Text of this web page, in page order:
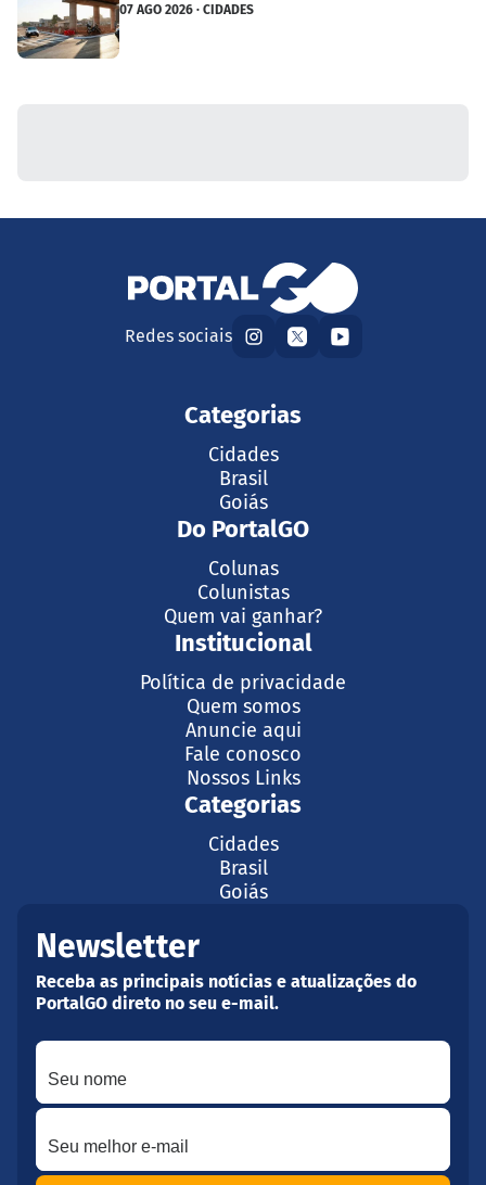
07 AGO 2026 · CIDADES
Redes sociais
Categorias
Cidades
Brasil
Goiás
Do PortalGO
Colunas
Colunistas
Quem vai ganhar?
Institucional
Política de privacidade
Quem somos
Anuncie aqui
Fale conosco
Nossos Links
Categorias
Cidades
Brasil
Goiás
Newsletter
Receba as principais notícias e atualizações do
PortalGO direto no seu e-mail.
Seu nome
Seu melhor e-mail